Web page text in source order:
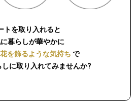
トを取り入れると
暮らしが華やかに
を飾るような気持ち で
しに取り入れてみませんか?